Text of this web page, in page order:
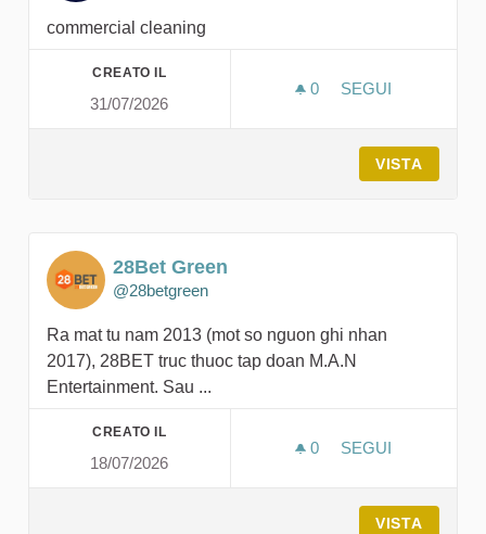
commercial cleaning
CREATO IL
31/07/2026
0 0 SOSTENITORI
SEGUI
VISTA
28Bet Green
@28betgreen
Ra mat tu nam 2013 (mot so nguon ghi nhan
2017), 28BET truc thuoc tap doan M.A.N
Entertainment. Sau ...
CREATO IL
18/07/2026
0 0 SOSTENITORI
SEGUI
VISTA